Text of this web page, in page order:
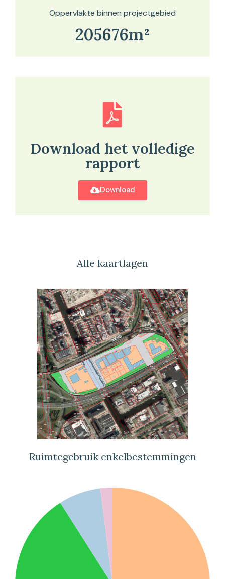
Oppervlakte binnen projectgebied
205676m²
Download het volledige
rapport
Download
Alle kaartlagen
Ruimtegebruik enkelbestemmingen